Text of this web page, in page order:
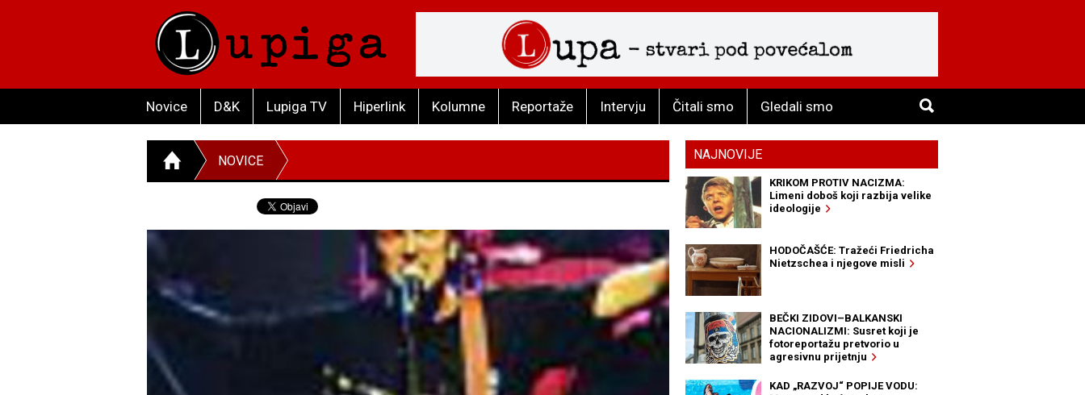
Novice D&K Lupiga TV Hiperlink Kolumne Reportaže Intervju Čitali smo Gledali smo
NOVICE NAJNOVIJE
KRIKOM PROTIV NACIZMA:
Limeni doboš koji razbija velike
ideologije
HODOČAŠĆE: Tražeći Friedricha
Nietzschea i njegove misli
BEČKI ZIDOVI–BALKANSKI
NACIONALIZMI: Susret koji je
fotoreportažu pretvorio u
agresivnu prijetnju
KAD „RAZVOJ“ POPIJE VODU: